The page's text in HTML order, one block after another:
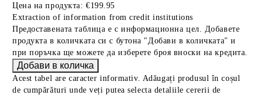
Цена на продукта: €199.95
Extraction of information from credit institutions
Предоставената таблица е с информационна цел. Добавете
продукта в количката си с бутона "Добави в количката" и
при поръчка ще можете да изберете броя вноски на кредита.
Acest tabel are caracter informativ. Adăugați produsul în coșul
de cumpărături unde veți putea selecta detaliile cererii de